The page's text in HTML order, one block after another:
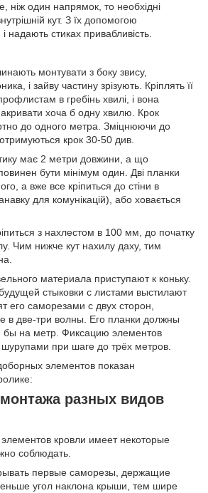
ніж один напрямок, то необхідні
кут. З їх допомогою
надають стиках привабливість.
монтувати з боку звису,
і зайву частину зрізують. Кріплять її
в гребінь хвилі, і вона
хоча б одну хвилю. Крок
до одного метра. Зміцнюючи до
крок 30-50 див.
має 2 метри довжини, а що
бути мінімум один. Дві планки
а вже все кріпиться до стіни в
для комунікацій), або ховається
з нахлестом в 100 мм, до початку
Чим нижче кут нахилу даху, тим
материала приступают к коньку.
стыковки с листами выстилают
его саморезами с двух сторон,
в две-три волны. Его планки должны
бы на метр. Фиксацию элементов
при шаге до трёх метров.
элементов показан
разных видов
кровли имеет некоторые
соблюдать.
первые саморезы, держащие
угол наклона крыши, тем шире